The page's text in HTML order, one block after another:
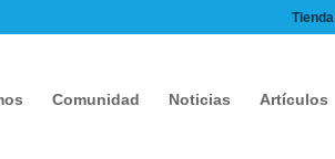
Tienda
Comunidad Noticias Artículos